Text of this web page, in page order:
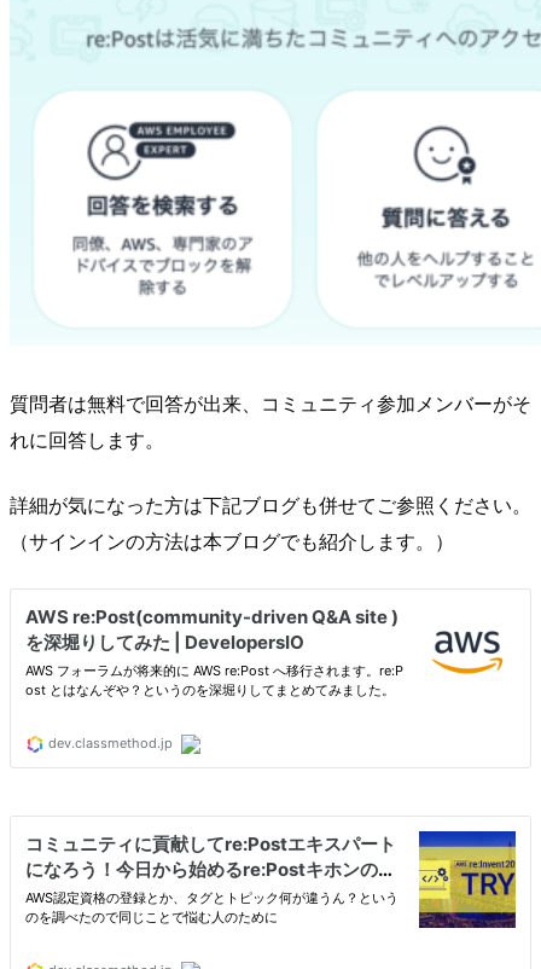
質問者は無料で回答が出来、コミュニティ参加メンバーがそ
れに回答します。
詳細が気になった方は下記ブログも併せてご参照ください。
（サインインの方法は本ブログでも紹介します。）